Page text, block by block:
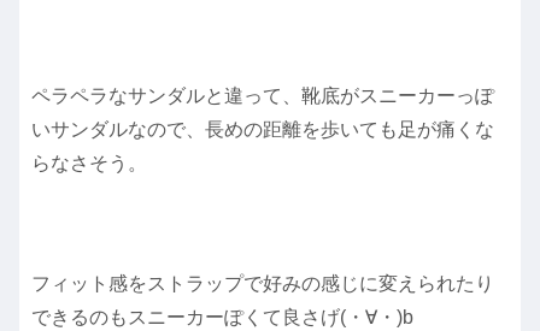
ペラペラなサンダルと違って、靴底がスニーカーっぽ
いサンダルなので、長めの距離を歩いても足が痛くな
らなさそう。
フィット感をストラップで好みの感じに変えられたり
できるのもスニーカーぽくて良さげ(・∀・)b